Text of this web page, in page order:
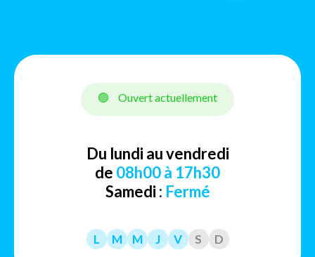
🟢 Ouvert actuellement
Du lundi au vendredi
de 08h00 à 17h30
Samedi : Fermé
L M M J V S D